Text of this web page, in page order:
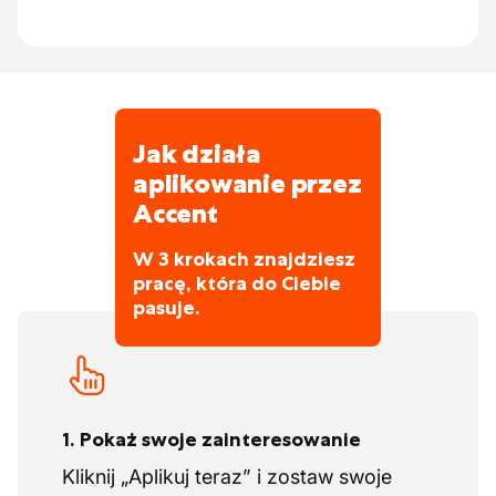
Jak działa
aplikowanie przez
Accent
W 3 krokach znajdziesz
pracę, która do Ciebie
pasuje.
1. Pokaż swoje zainteresowanie
Kliknij „Aplikuj teraz” i zostaw swoje